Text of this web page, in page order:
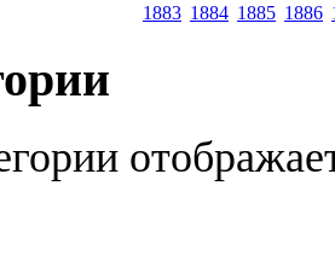
1883 1884 1885 1886